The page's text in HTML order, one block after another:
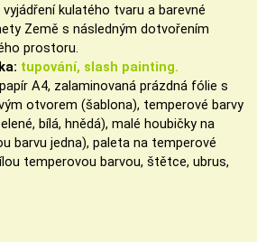
vyjádření kulatého tvaru a barevné
Země s následným dotvořením
prostoru.
tupování, slash painting.
A4, zalaminovaná prázdná fólie s
otvorem (šablona), temperové barvy
bílá, hnědá), malé houbičky na
barvu jedna), paleta na temperové
temperovou barvou, štětce, ubrus,